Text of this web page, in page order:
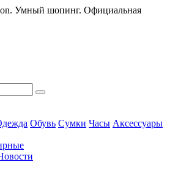
Умный шопинг. Официальная
Обувь Сумки Часы Аксессуары